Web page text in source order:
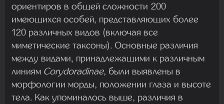
ориентиров в общей сложности 200
имеющихся особей, представляющих более
120 различных видов (включая все
миметические таксоны). Основные различия
между видами, принадлежащими к различным
линиям Corydoradinae, были выявлены в
морфологии морды, положении глаза и высоте
тела. Как упоминалось выше, различия в